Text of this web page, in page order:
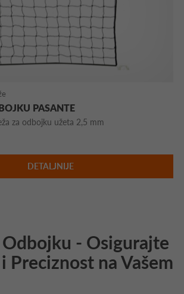
PASANTE
za odbojku užeta 2,5 mm
DETALJNIJE
- Osigurajte
Preciznost na Vašem